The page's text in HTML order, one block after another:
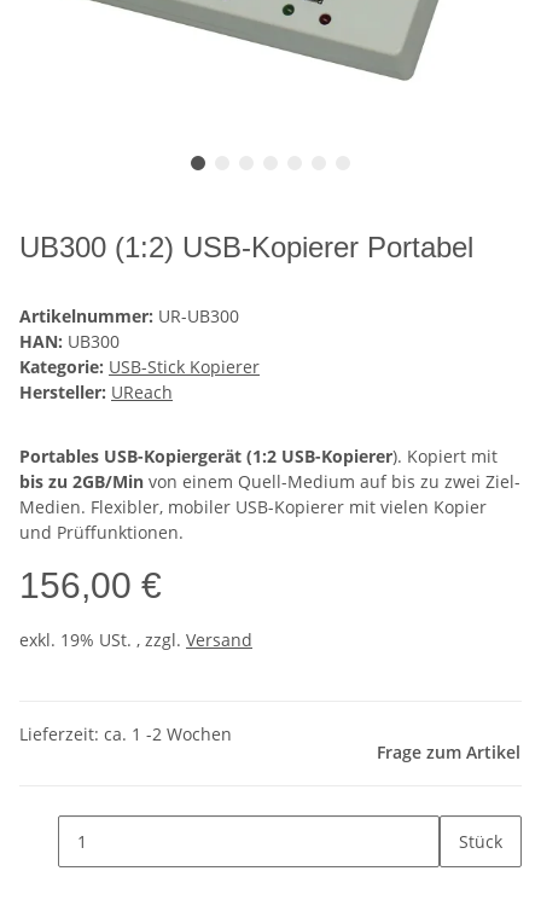
UB300 (1:2) USB-Kopierer Portabel
Artikelnummer: UR-UB300
HAN: UB300
Kategorie: USB-Stick Kopierer
Hersteller: UReach
Portables USB-Kopiergerät (1:2 USB-Kopierer). Kopiert mit
bis zu 2GB/Min von einem Quell-Medium auf bis zu zwei Ziel-
Medien. Flexibler, mobiler USB-Kopierer mit vielen Kopier
und Prüffunktionen.
156,00 €
exkl. 19% USt. , zzgl. Versand
Lieferzeit: ca. 1 -2 Wochen
Frage zum Artikel
Stück